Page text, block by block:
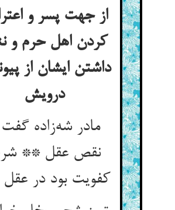
از جهت پسر و
کردن اهل حرم و
داشتن ایشان از
درویش
مادر شه‌زاده گفت
نقص عقل **
کفویت بود در عقل